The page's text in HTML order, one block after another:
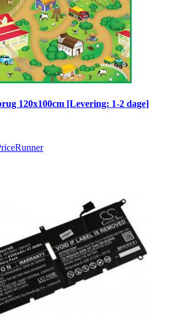
120x100cm [Levering: 1-2 dage]